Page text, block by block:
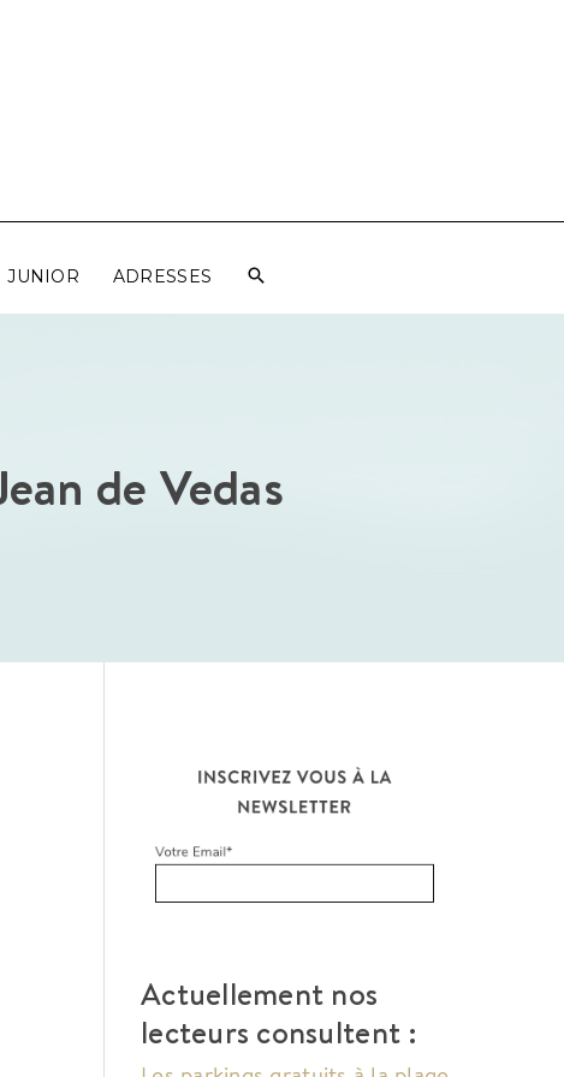
JUNIOR ADRESSES
de Vedas
Actuellement nos
lecteurs consultent :